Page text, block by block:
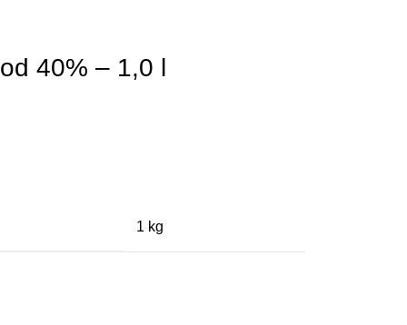
40% – 1,0 l
1 kg